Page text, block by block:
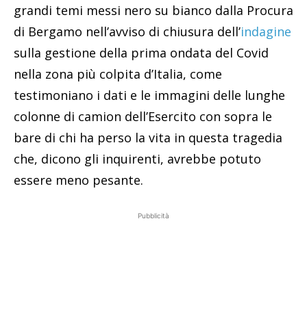
grandi temi messi nero su bianco dalla Procura
di Bergamo nell’avviso di chiusura dell’indagine
sulla gestione della prima ondata del Covid
nella zona più colpita d’Italia, come
testimoniano i dati e le immagini delle lunghe
colonne di camion dell’Esercito con sopra le
bare di chi ha perso la vita in questa tragedia
che, dicono gli inquirenti, avrebbe potuto
essere meno pesante.
Pubblicità